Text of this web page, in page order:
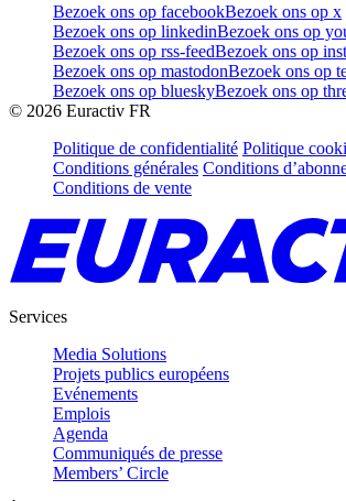
Bezoek ons op facebookBezoek ons op x
Bezoek ons op linkedinBezoek ons op
Bezoek ons op rss-feedBezoek ons op
Bezoek ons op mastodonBezoek ons op
Bezoek ons op blueskyBezoek ons op
© 2026 Euractiv FR
Politique de confidentialité Politique
Conditions générales Conditions
Conditions de vente
Services
Media Solutions
Projets publics européens
Evénements
Emplois
Agenda
Communiqués de presse
Members’ Circle